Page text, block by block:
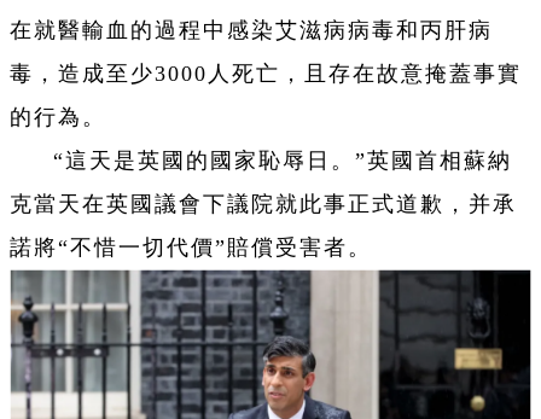
在就醫輸血的過程中感染艾滋病病毒和丙肝病
毒，造成至少3000人死亡，且存在故意掩蓋事實
的行為。
“這天是英國的國家恥辱日。”英國首相蘇納
克當天在英國議會下議院就此事正式道歉，并承
諾將“不惜一切代價”賠償受害者。